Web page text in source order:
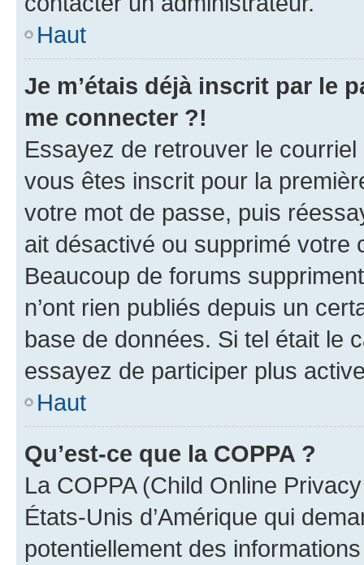
Haut
Je m’étais déjà inscrit par le
me connecter ?!
Essayez de retrouver le
vous êtes inscrit pour la
votre mot de passe, puis
ait désactivé ou supprimé votre
Beaucoup de forums
n’ont rien publiés depuis un
base de données. Si tel était le
essayez de participer plus
Haut
Qu’est-ce que la COPPA ?
La COPPA (Child Online
États-Unis d’Amérique qui
potentiellement des